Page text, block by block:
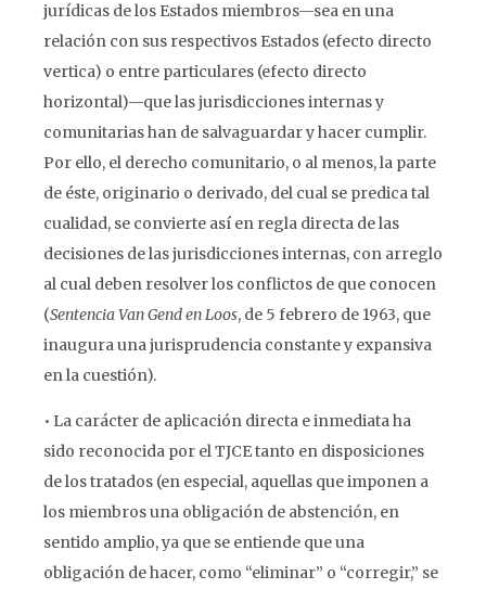
jurídicas de los Estados miembros—sea en una
relación con sus respectivos Estados (efecto directo
vertica) o entre particulares (efecto directo
horizontal)—que las jurisdicciones internas y
comunitarias han de salvaguardar y hacer cumplir.
Por ello, el derecho comunitario, o al menos, la parte
de éste, originario o derivado, del cual se predica tal
cualidad, se convierte así en regla directa de las
decisiones de las jurisdicciones internas, con arreglo
al cual deben resolver los conflictos de que conocen
(Sentencia Van Gend en Loos, de 5 febrero de 1963, que
inaugura una jurisprudencia constante y expansiva
en la cuestión).
• La carácter de aplicación directa e inmediata ha
sido reconocida por el TJCE tanto en disposiciones
de los tratados (en especial, aquellas que imponen a
los miembros una obligación de abstención, en
sentido amplio, ya que se entiende que una
obligación de hacer, como “eliminar” o “corregir,” se